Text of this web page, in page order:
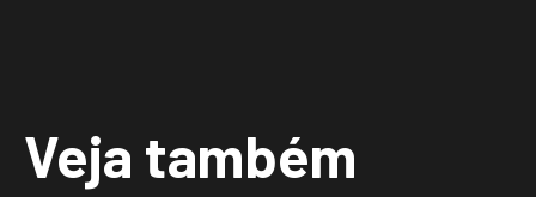
Veja também